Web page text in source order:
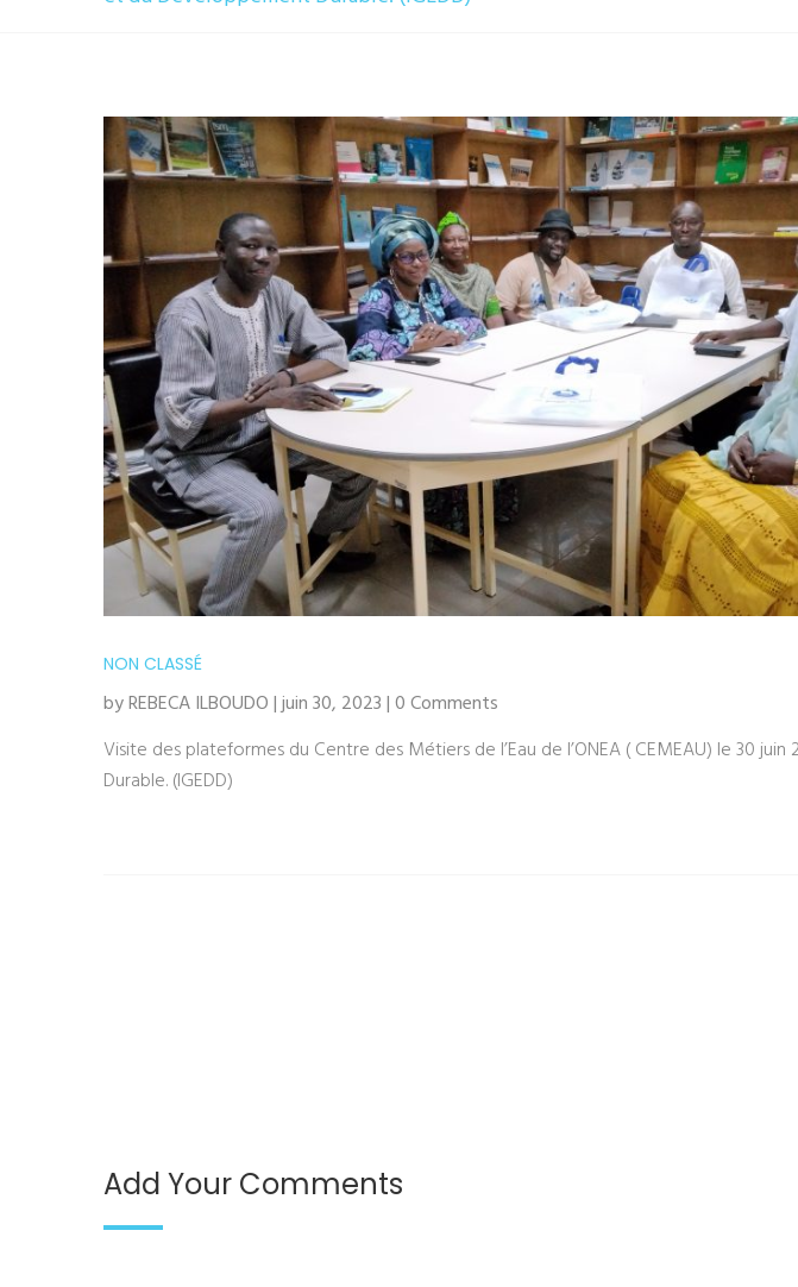
NON CLASSÉ
by REBECA ILBOUDO | juin 30, 2023 | 0 Comments
Visite des plateformes du Centre des Métiers de l’Eau de l’ONEA ( CEMEAU) le 30
Durable. (IGEDD)
Add Your Comments